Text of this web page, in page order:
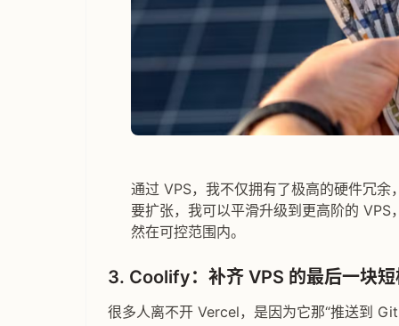
通过 VPS，我不仅拥有了极高的硬件冗
要扩张，我可以平滑升级到更高阶的
然在可控范围内。
3. Coolify：补齐 VPS 的最后一块短
很多人离不开 Vercel，是因为它那“推送到